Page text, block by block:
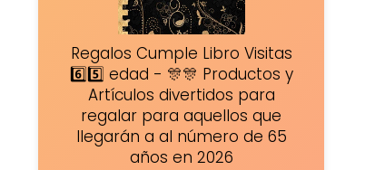
Regalos Cumple Libro Visitas
6️⃣5️⃣ edad - 🎊🎊 Productos y
Artículos divertidos para
regalar para aquellos que
llegarán a al número de 65
años en 2026